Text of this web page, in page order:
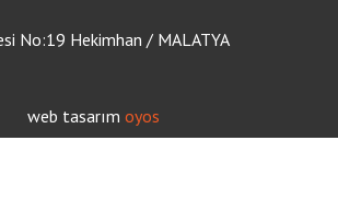
No:19 Hekimhan / MALATYA
web tasarım oyos